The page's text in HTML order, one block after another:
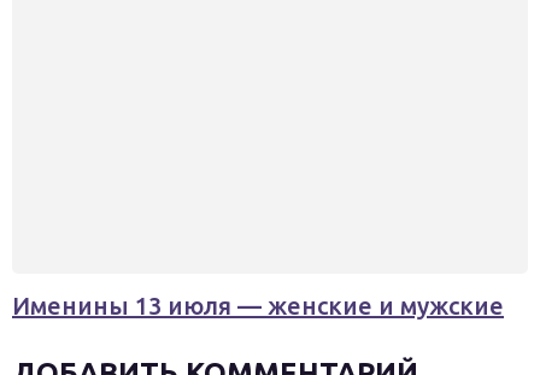
Именины 13 июля — женские и мужские